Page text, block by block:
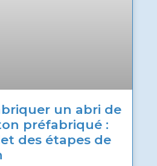
un abri de
préfabriqué :
des étapes de